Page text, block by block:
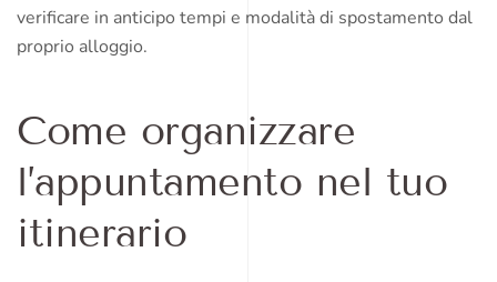
verificare in anticipo tempi e modalità di spostamento dal
proprio alloggio.
Come organizzare
l’appuntamento nel tuo
itinerario